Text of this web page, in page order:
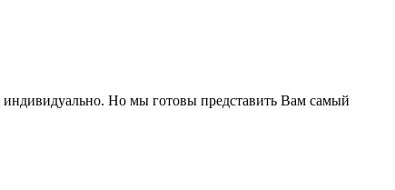
Но мы готовы представить Вам самый